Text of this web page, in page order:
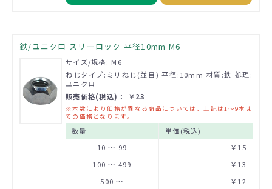
鉄/ユニクロ スリーロック 平径10mm M6
サイズ/規格: M6
ねじタイプ:ミリねじ(並目) 平径:10mm 材質:鉄 処理:
ユニクロ
販売価格(税込)： ￥23
※本数により価格が異なる商品については、上記は1～9本ま
での価格となります。
数量
単価(税込)
10 ～ 99
￥15
100 ～ 499
￥13
500 ～
￥12